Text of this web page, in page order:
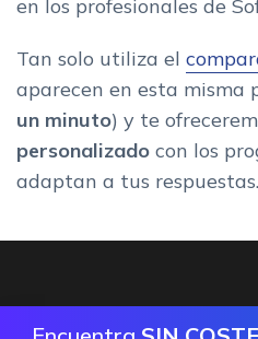
en los profesionales de
Tan solo utiliza el
aparecen en esta misma
un minuto) y te
personalizado con los
adaptan a tus respuestas.